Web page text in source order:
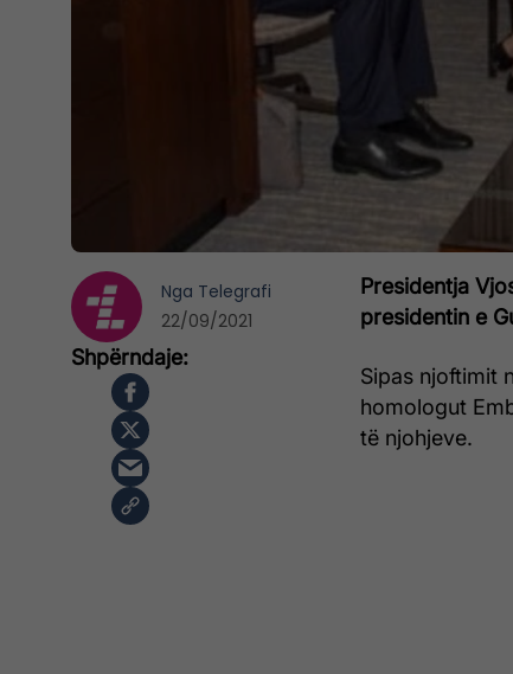
Presidentja
presidentin e
Sipas njoftimit
homologut
të njohjeve.
Nga Telegrafi
22/09/2021